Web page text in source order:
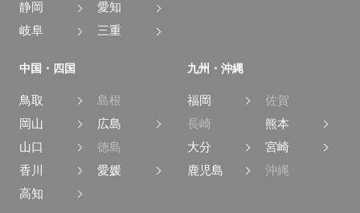
静岡
愛知
岐阜
三重
中国・四国
鳥取
島根
岡山
広島
山口
徳島
香川
愛媛
高知
九州・沖縄
福岡
佐賀
長崎
熊本
大分
宮崎
鹿児島
沖縄